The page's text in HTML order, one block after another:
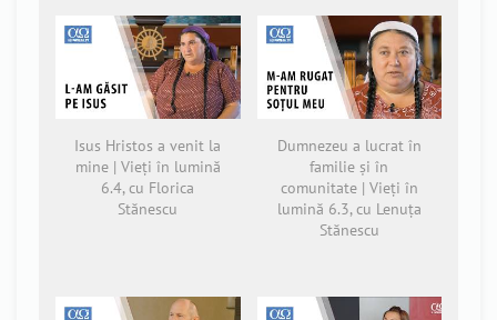
Isus Hristos a venit la
mine | Vieți în lumină
6.4, cu Florica
Stănescu
Dumnezeu a lucrat în
familie și în
comunitate | Vieți în
lumină 6.3, cu Lenuța
Stănescu